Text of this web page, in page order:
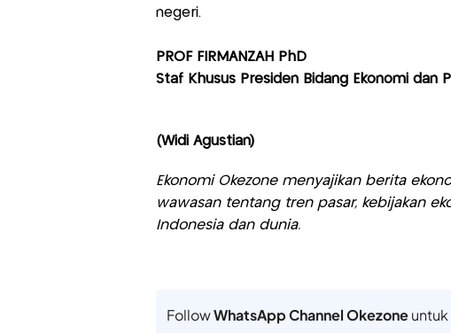
negeri.
PROF FIRMANZAH PhD
Staf Khusus Presiden Bidang Ekonomi dan
(Widi Agustian)
Ekonomi Okezone menyajikan berita
wawasan tentang tren pasar, kebijakan
Indonesia dan dunia.
FollowWhatsApp Channel Okezoneuntuk